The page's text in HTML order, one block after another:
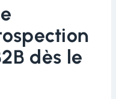
dès le